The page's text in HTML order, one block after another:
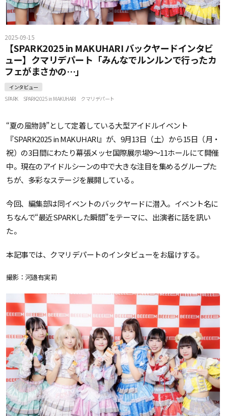
2025-09-15
【SPARK2025 in MAKUHARI バックヤードインタビ
ュー】クマリデパート「みんなでルンルンで行ったカ
フェがまさかの…」
インタビュー
SPARK
SPARK2025 in MAKUHARI クマリデパート
“夏の風物詩”として定着している大型アイドルイベント
『SPARK2025 in MAKUHARI』が、9月13日（土）から15日（月・
祝）の3日間にわたり幕張メッセ国際展示場9〜11ホールにて開催
中。現在のアイドルシーンの中で大きな注目を集めるグループた
ちが、多彩なステージを展開している。
今回、編集部は同イベントのバックヤードに潜入。イベント名に
ちなんで“最近SPARKした瞬間”をテーマに、出演者に話を訊い
た。
本記事では、クマリデパートのインタビューをお届けする。
撮影：河邉有実莉